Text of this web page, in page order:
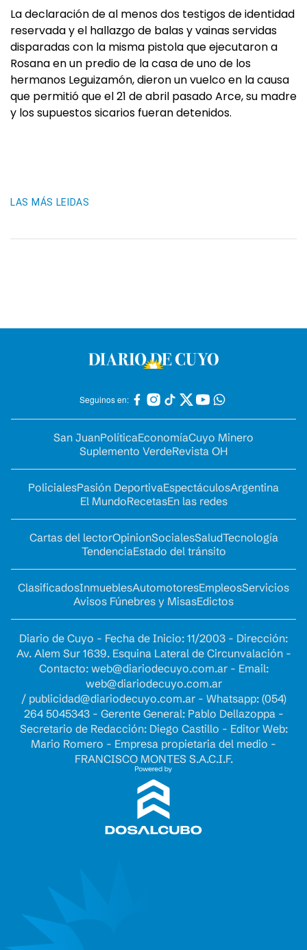
La declaración de al menos dos testigos de identidad
reservada y el hallazgo de balas y vainas servidas
disparadas con la misma pistola que ejecutaron a
Rosana en un predio de la casa de uno de los
hermanos Leguizamón, dieron un vuelco en la causa
que permitió que el 21 de abril pasado Arce, su madre
y los supuestos sicarios fueran detenidos.
LAS MÁS LEIDAS
Seguinos en:
San JuanPolíticaEconomíaCuyo Minero
Suplemento VerdeRevista OH
PolicialesPasión DeportivaEspectáculosArgentina
El MundoRecetasEn las redes
Cartas del lectorOpinionSocialesSaludTecnología
TendenciaEstado del tránsito
ClasificadosInmueblesAutomotoresEmpleosServicios
Avisos Fúnebres y MisasEdictos
Diario de Cuyo - Fecha de Inicio: 11/2003 - Dirección:
Av. Alem Sur 1639. Esquina Lateral de Circunvalación -
Contacto: web@diariodecuyo.com.ar- Email:
web@diariodecuyo.com.ar
/ publicidad@diariodecuyo.com.ar- Whatsapp: (054)
264 5045343 - Gerente General: Pablo Dellazoppa -
Secretario de Redacción: Diego Castillo - Editor Web:
Mario Romero - Empresa propietaria del medio -
FRANCISCO MONTES S.A.C.I.F.